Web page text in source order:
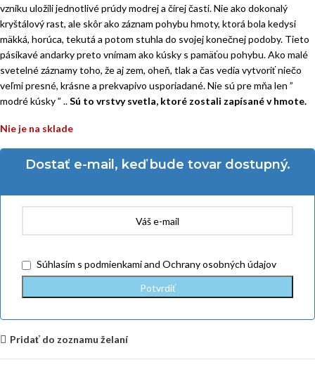
vzniku uložili jednotlivé prúdy modrej a čírej časti. Nie ako dokonalý
kryštálový rast, ale skôr ako záznam pohybu hmoty, ktorá bola kedysi
mäkká, horúca, tekutá a potom stuhla do svojej konečnej podoby. Tieto
pásikavé andarky preto vnímam ako kúsky s pamäťou pohybu. Ako malé
svetelné záznamy toho, že aj zem, oheň, tlak a čas vedia vytvoriť niečo
veľmi presné, krásne a prekvapivo usporiadané. Nie sú pre mňa len ”
modré kúsky ” ..Sú to vrstvy svetla, ktoré zostali zapísané v hmote.
Nie je na sklade
Dostať e-mail, keď bude tovar dostupný.
Súhlasím s podmienkamiand Ochrany osobných údajov
Pridať do zoznamu želaní